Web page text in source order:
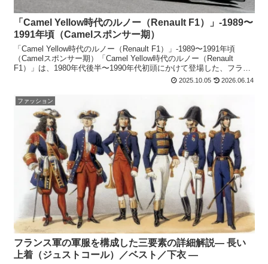
「Camel Yellow時代のルノー（Renault F1）」‐1989〜
1991年頃（Camelスポンサー期）
「Camel Yellow時代のルノー（Renault F1）」‐1989〜1991年頃
（Camelスポンサー期）「Camel Yellow時代のルノー（Renault
F1）」は、1980年代後半〜1990年代初頭にかけて登場した、フラ
2025.10.05 2026.06.14
ファッション
フランス軍の軍服を構成した三要素の詳細解説― 長い
上着（ジュストコール）／ベスト／下衣 ―